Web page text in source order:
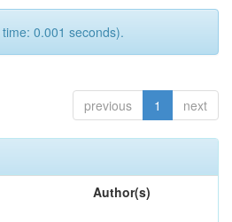
0.001 seconds).
previous 1 next
Author(s)